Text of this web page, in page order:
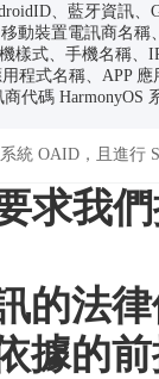
、藍牙資訊、
動裝置電訊商名
樣式、手機名稱、
程式名稱、APP
代碼 HarmonyOS
統 OAID，且進行
求我
的法
據的